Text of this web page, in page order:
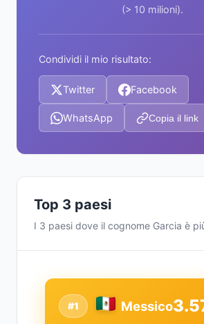
(> 10 milioni).
Condividi il mio risultato:
Twitter Facebook
WhatsApp Copia il link
Top 3 paesi
I 3 paesi dove il cognome Garcia è
#1 Messico